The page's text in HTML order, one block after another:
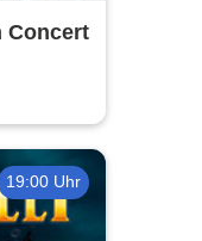
Concert
19:00 Uhr